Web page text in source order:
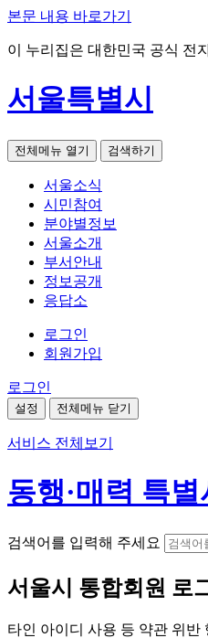
본문 내용 바로가기
이 누리집은 대한민국 공식 전
서울특별시
전체메뉴 열기 검색하기
서울소식
시민참여
분야별정보
서울소개
부서안내
정보공개
응답소
로그인
회원가입
로그인
설정 전체메뉴 닫기
서비스 전체보기
동행·매력 특
검색어를 입력해 주세요
서울시 통합회원 로
타인 아이디 사용 등 약관 위반